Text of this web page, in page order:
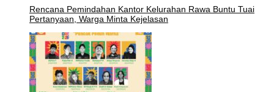
Rencana Pemindahan Kantor Kelurahan Rawa Buntu Tuai
Pertanyaan, Warga Minta Kejelasan